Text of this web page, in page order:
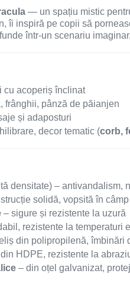
— un spațiu mistic
îi inspiră pe copii să
într-un scenariu
cu acoperiș înclinat
frânghii, pânză de păianjen
și adaposturi
decor tematic (corb,
densitate) – antivandalism,
solidă, vopsită în
– sigure și rezistente la uzură
rezistente la temperaturi
din polipropilenă, îmbinări
HDPE, rezistente la
– din oțel galvanizat,